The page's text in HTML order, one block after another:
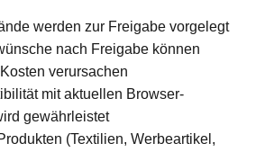
werden zur Freigabe vorgelegt
nach Freigabe können
verursachen
mit aktuellen Browser-
gewährleistet
(Textilien, Werbeartikel,